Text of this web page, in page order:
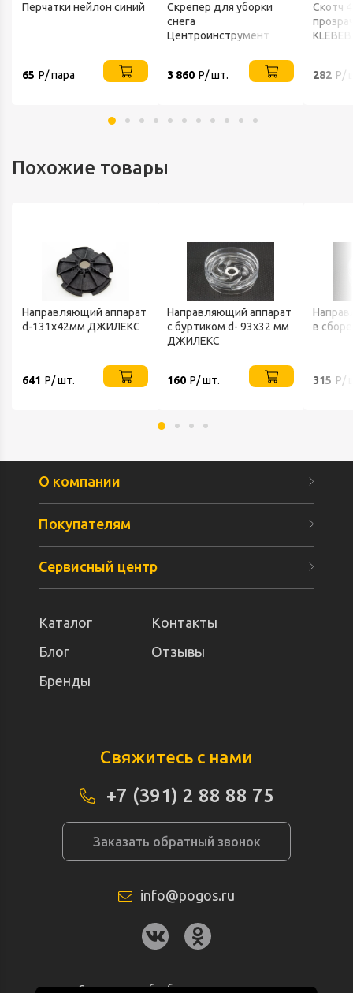
Перчатки нейлон синий
65 Р/ пара
Скрепер для уборки
снега
Центроинструмент
3 860 Р/ шт.
Скотч
282 Р/
Похожие товары
Направляющий аппарат
d-131х42мм ДЖИЛЕКС
641 Р/ шт.
Направляющий аппарат
с буртиком d- 93х32 мм
ДЖИЛЕКС
160 Р/ шт.
в
315 Р/
О компании
Покупателям
Сервисный центр
Каталог
Контакты
Блог
Отзывы
Бренды
Свяжитесь с нами
+7 (391) 2 88 88 75
Заказать обратный звонок
info@pogos.ru
Согласие на обработку персональных